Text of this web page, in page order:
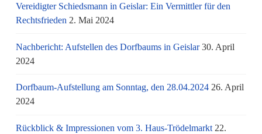
Vereidigter Schiedsmann in Geislar: Ein Vermittler für den
Rechtsfrieden 2. Mai 2024
Nachbericht: Aufstellen des Dorfbaums in Geislar 30. April
2024
Dorfbaum-Aufstellung am Sonntag, den 28.04.2024 26. April
2024
Rückblick & Impressionen vom 3. Haus-Trödelmarkt 22.